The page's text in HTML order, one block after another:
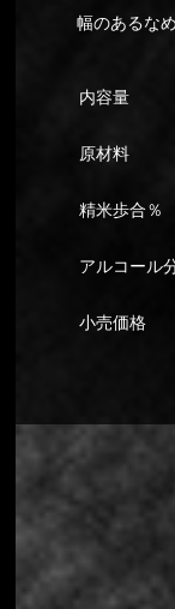
幅のあるな
内容量
原材料
精米歩合％
アルコール
小売価格